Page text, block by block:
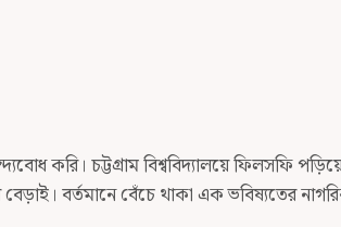
করি। চট্টগ্রাম বিশ্ববিদ্যালয়ে ফিলসফি
বর্তমানে বেঁচে থাকা এক ভবিষ্যতের